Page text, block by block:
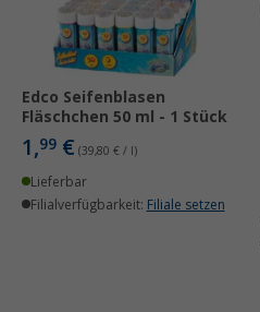
Edco Seifenblasen
Fläschchen 50 ml - 1 Stück
1,99 € (39,80 € / l)
Lieferbar
Filialverfügbarkeit: Filiale setzen